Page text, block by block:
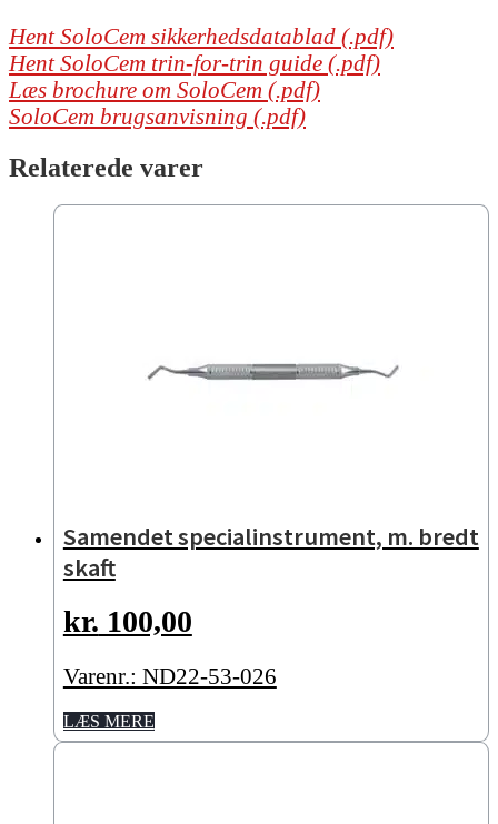
Hent SoloCem sikkerhedsdatablad (.pdf)
Hent SoloCem trin-for-trin guide (.pdf)
Læs brochure om SoloCem (.pdf)
SoloCem brugsanvisning (.pdf)
Relaterede varer
Samendet specialinstrument, m. bredt
skaft
kr. 100,00
Varenr.: ND22-53-026
LÆS MERE